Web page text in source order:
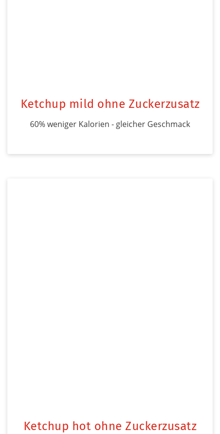
Ketchup mild ohne Zuckerzusatz
60% weniger Kalorien - gleicher Geschmack
Ketchup hot ohne Zuckerzusatz